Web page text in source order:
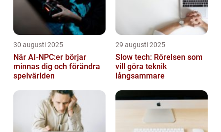
30 augusti 2025
När AI-NPC:er börjar
minnas dig och förändra
spelvärlden
29 augusti 2025
Slow tech: Rörelsen som
vill göra teknik
långsammare